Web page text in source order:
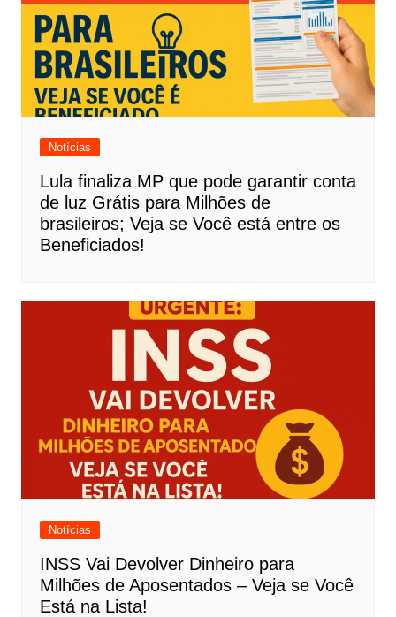
Notícias
Lula finaliza MP que pode garantir conta
de luz Grátis para Milhões de
brasileiros; Veja se Você está entre os
Beneficiados!
Notícias
INSS Vai Devolver Dinheiro para
Milhões de Aposentados – Veja se Você
Está na Lista!